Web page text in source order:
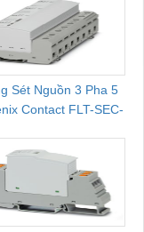
Sét Nguồn 3 Pha 5
Contact FLT-SEC-